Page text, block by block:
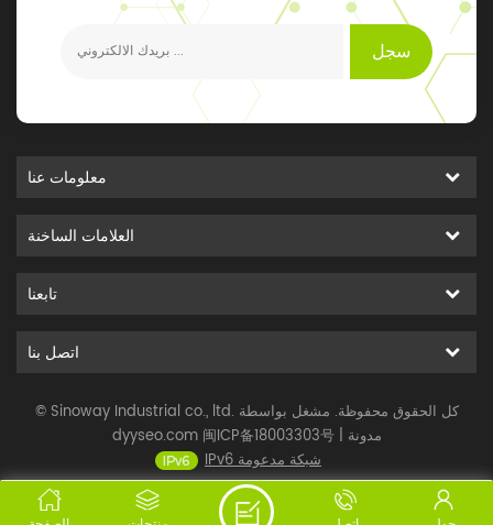
سجل
معلومات عنا
العلامات الساخنة
تابعنا
اتصل بنا
© Sinoway Industrial co., ltd. كل الحقوق محفوظة. مشغل بواسطة
dyyseo.com 闽ICP备18003303号| مدونة
IPv6 شبكة مدعومة